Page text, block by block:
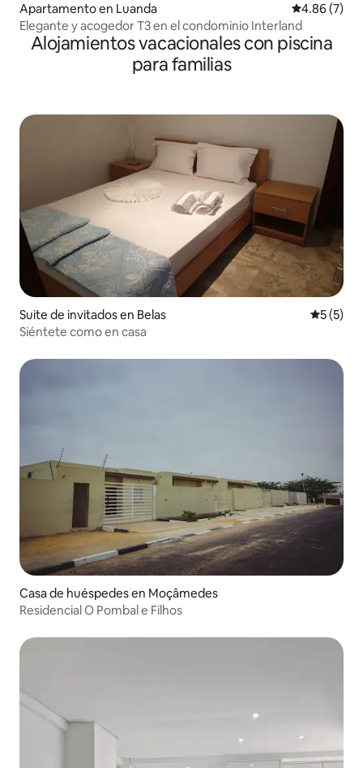
Apartamento en Luanda Calificación
4.86 (7)
Elegante y acogedor T3 en el condominio Interland
Alojamientos vacacionales con piscina
para familias
Suite de invitados en Belas
5 (5)
Siéntete como en casa
Casa de huéspedes en Moçâmedes
Residencial O Pombal e Filhos